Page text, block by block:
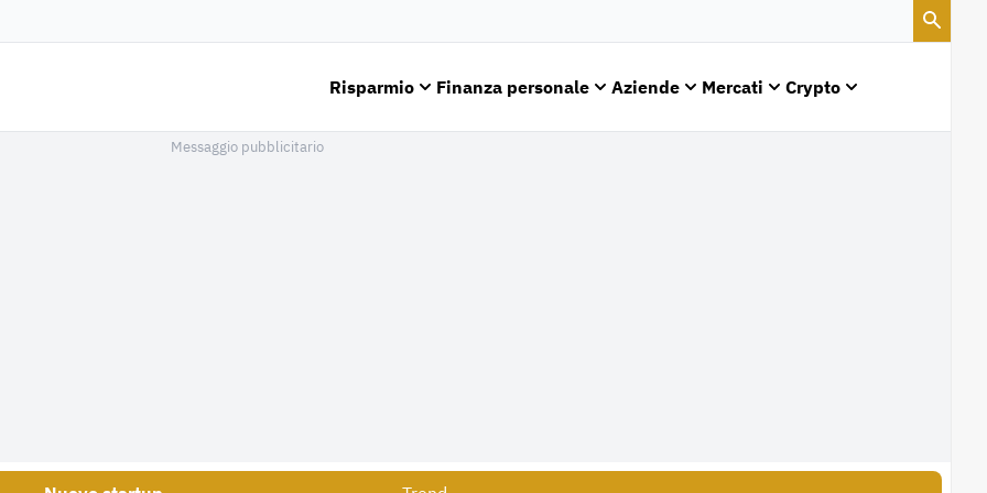
Risparmio Finanza personale Aziende Mercati Crypto
Messaggio pubblicitario